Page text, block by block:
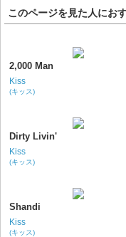
このページを見た人にお
2,000 Man
Kiss
(キッス)
Dirty Livin'
Kiss
(キッス)
Shandi
Kiss
(キッス)